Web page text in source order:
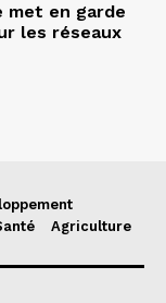
met en garde
les réseaux
Agriculture